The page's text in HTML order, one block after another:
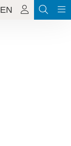
EN